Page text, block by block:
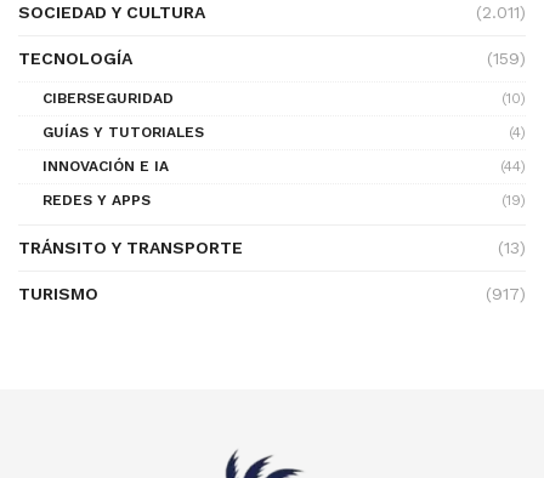
SOCIEDAD Y CULTURA (2.011)
TECNOLOGÍA (159)
CIBERSEGURIDAD
(10)
GUÍAS Y TUTORIALES
(4)
INNOVACIÓN E IA
(44)
REDES Y APPS
(19)
TRÁNSITO Y TRANSPORTE (13)
TURISMO (917)